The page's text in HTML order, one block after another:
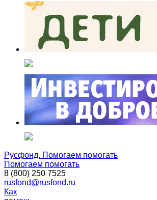
Русфонд. Помогаем помогать
Помогаем помогать
8 (800) 250 7525
rusfond@rusfond.ru
Как